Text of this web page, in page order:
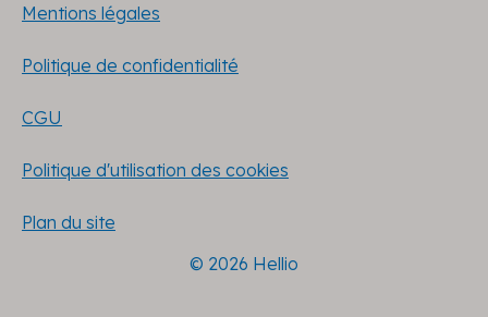
Mentions légales
Politique de confidentialité
CGU
Politique d'utilisation des cookies
Plan du site
© 2026 Hellio